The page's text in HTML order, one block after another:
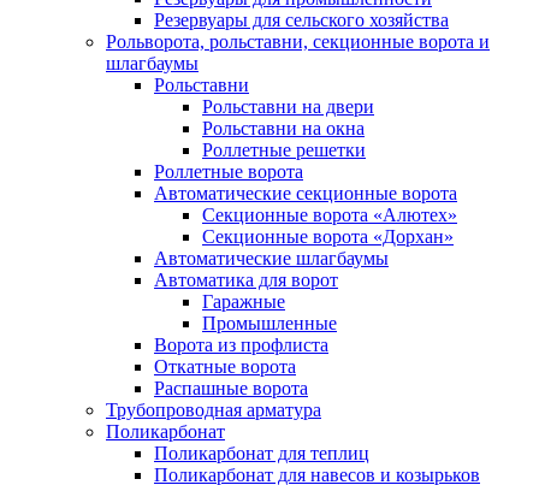
Резервуары для сельского хозяйства
Рольворота, рольставни, секционные ворота и
шлагбаумы
Рольставни
Рольставни на двери
Рольставни на окна
Роллетные решетки
Роллетные ворота
Автоматические секционные ворота
Секционные ворота «Алютех»
Секционные ворота «Дорхан»
Автоматические шлагбаумы
Автоматика для ворот
Гаражные
Промышленные
Ворота из профлиста
Откатные ворота
Распашные ворота
Трубопроводная арматура
Поликарбонат
Поликарбонат для теплиц
Поликарбонат для навесов и козырьков